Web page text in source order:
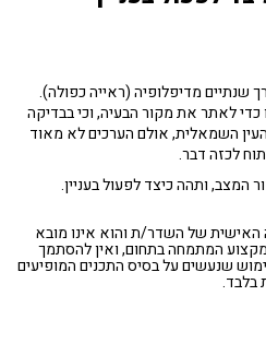
בערך שנתיים מדיפלופיה (ראייה כפולה).
לאתר את מקור הבעיה, וכי בבדיקה
השמאלית, אולם הערכים לא מאוד
לכזה דבר.
ותהה כיצד לפעול בעניין.
של השדר/ת והוא אינו מובא
המתמחה בתחום, ואין להסתמך
שנעשים על בסיס התכנים המופיעים
בלבד.